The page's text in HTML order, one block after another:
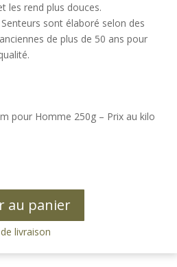
les rend plus douces.
sont élaboré selon des
de plus de 50 ans pour
pour Homme 250g – Prix au kilo
au panier
livraison